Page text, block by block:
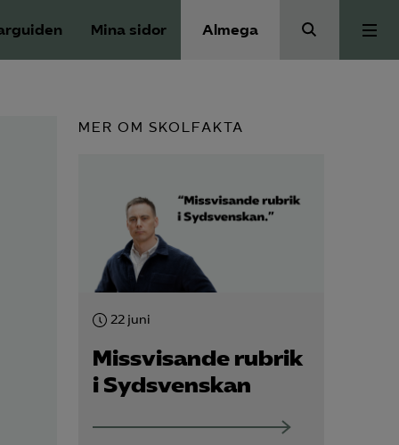
Mina sidor Almega
Skoljuridik
Förbundets råd
MER OM SKOLFAKTA
22 juni
Missvisande rubrik
i Sydsvenskan